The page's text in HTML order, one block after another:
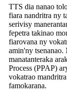
TTS dia nanao
fiara nandritra ny
serivisy
fepetra takinao
fiarovana ny
amin'ny tsenanao.
manatanteraka
Process (PPAP)
vokatrao
famokarana.